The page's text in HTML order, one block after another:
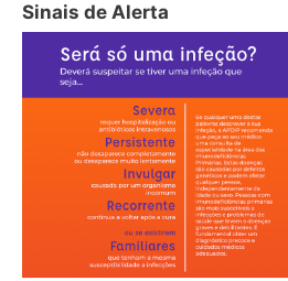
Sinais de Alerta